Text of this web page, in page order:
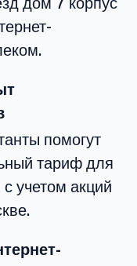
помогут
тариф для
учетом акций